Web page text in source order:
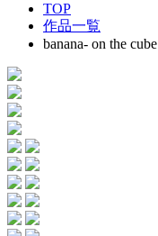
TOP
作品一覧
banana- on the cube